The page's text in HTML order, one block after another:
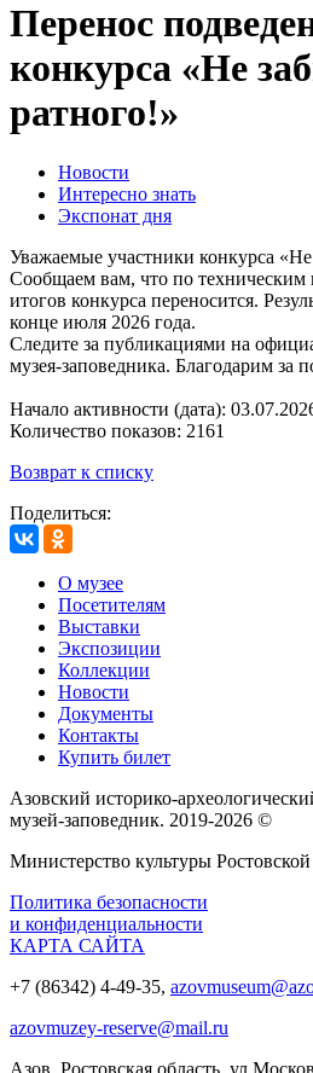
Перенос
конкурса «Не
ратного!»
Новости
Интересно знать
Экспонат дня
Уважаемые участники конкурса «Не
Сообщаем вам, что по техническим
итогов конкурса переносится.
конце июля 2026 года.
Следите за публикациями на
музея-заповедника. Благодарим за
Начало активности (дата):
Количество показов: 2161
Возврат к списку
Поделиться:
О музее
Посетителям
Выставки
Экспозиции
Коллекции
Новости
Документы
Контакты
Купить билет
Азовский
музей‑заповедник. 2019-2026 ©
Министерство культуры Ростовской
Политика безопасности
и конфиденциальности
КАРТА САЙТА
+7 (86342) 4-49-35,
azovmuzey-reserve@mail.ru
Азов, Ростовская область,